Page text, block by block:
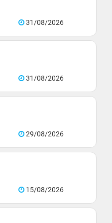
31/08/2026
31/08/2026
29/08/2026
15/08/2026